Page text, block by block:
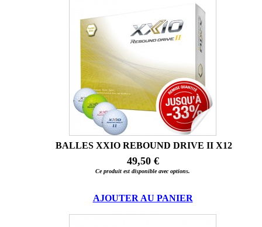
BALLES XXIO REBOUND DRIVE II X12
49,50 €
Ce produit est disponible avec options.
AJOUTER AU PANIER